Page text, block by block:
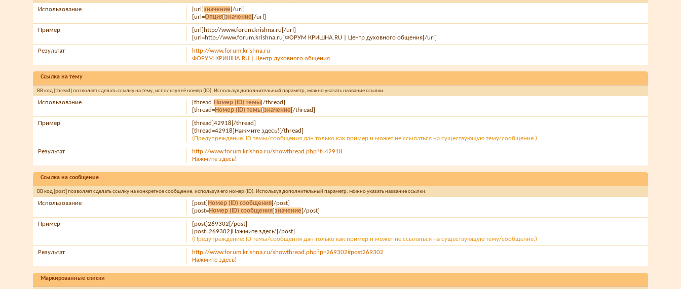
[url]значение [/url]
[url=Опция]значение [/url]
Использование
[url]http://www.forum.krishna.ru[/url]
[url=http://www.forum.krishna.ru]ФОРУМ КРИШНА.RU | Центр духовного общения[/url]
Пример
http://www.forum.krishna.ru
ФОРУМ КРИШНА.RU | Центр духовного общения
Результат
Ссылка на тему
BB код [thread] позволяет сделать ссылку на тему, используя её номер (ID). Используя дополнительный параметр, можно указать название ссылки.
[thread] Номер (ID) темы[/thread]
[thread=Номер (ID) темы]значение [/thread]
Использование
[thread]42918[/thread]
[thread=42918]Нажмите здесь![/thread]
(Предупреждение: ID темы/сообщения дан только как пример и может не ссылаться на существующую тему/сообщение.)
Пример
http://www.forum.krishna.ru/showthread.php?t=42918
Нажмите здесь!
Результат
Ссылка на сообщение
BB код [post] позволяет сделать ссылку на конкретное сообщение, используя его номер (ID). Используя дополнительный параметр, можно указать название ссылки.
[post] Номер (ID) сообщения[/post]
[post=Номер (ID) сообщения]значение [/post]
Использование
[post]269302[/post]
[post=269302]Нажмите здесь![/post]
(Предупреждение: ID темы/сообщения дан только как пример и может не ссылаться на существующую тему/сообщение.)
Пример
http://www.forum.krishna.ru/showthread.php?p=269302#post269302
Нажмите здесь!
Результат
Маркированные списки